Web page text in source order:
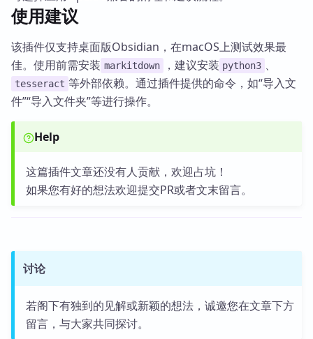
使用建议
该插件仅支持桌面版Obsidian，在macOS上测试效果最
佳。使用前需安装 markitdown ，建议安装 python3 、
tesseract 等外部依赖。通过插件提供的命令，如“导入文
件”“导入文件夹”等进行操作。
Help
这篇插件文章还没有人贡献，欢迎占坑！
如果您有好的想法欢迎提交PR或者文末留言。
讨论
若阁下有独到的见解或新颖的想法，诚邀您在文章下方
留言，与大家共同探讨。